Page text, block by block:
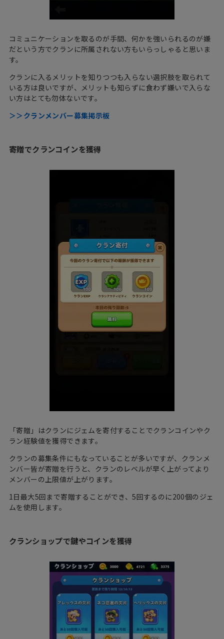
コミュニケーションを取るのが手間、何かを強いられるのが嫌
だという方でクランに所属されない方もいらっしゃると思いま
す。
クランに入るメリットを知りつつも入らない選択肢を取られて
いる方は良いですが、メリットも知らずに食わず嫌いで入らな
い方はとても勿体ないです。
＞＞クランメンバー募集掲示板
寄贈でクランコインを獲得
「寄贈」はクランにジェムを寄付することでクランコインやク
ラン経験値を獲得できます。
クランの募集条件にもなっていることが多いですが、クランメ
ンバー皆が寄贈を行うと、クランのレベルが早く上がってより
メンバーの上限値が上がります。
1日最大5回まで寄贈することができ、5回するのに200個のジェ
ムを使用します。
クランショップで鍵やコインを獲得